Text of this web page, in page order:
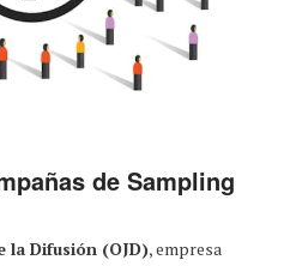
de Sampling
la Difusión (OJD), empresa